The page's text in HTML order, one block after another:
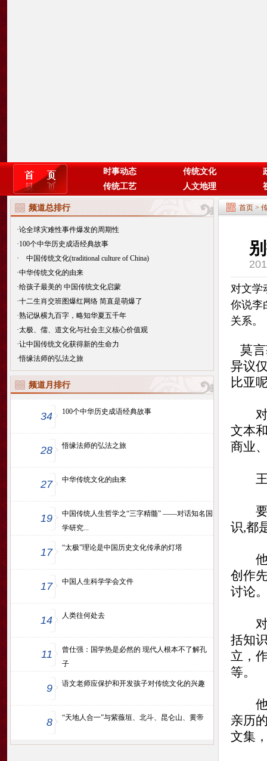
时事动态 传统文化
传统工艺
人文地理
频道总排行
·论全球灾难性事件爆发的周期性
·100个中华历史成语经典故事
· 中国传统文化(traditional culture of China)
·中华传统文化的由来
·给孩子最美的 中国传统文化启蒙
·十二生肖交班图爆红网络 简直是萌爆了
·熟记纵横九百字，略知华夏五千年
·太极、儒、道文化与社会主义核心价值观
·让中国传统文化获得新的生命力
·悟缘法师的弘法之旅
频道月排行
34 100个中华历史成语经典故事
28 悟缘法师的弘法之旅
27 中华传统文化的由来
19
中国传统人生哲学之“三字精髓” ——对话知名国
学研究...
17 “太极”理论是中国历史文化传承的灯塔
17 中国人生科学学会文件
14 人类往何处去
11
曾仕强：国学热是必然的 现代人根本不了解孔
子
9 语文老师应保护和开发孩子对传统文化的兴趣
8 “天地人合一”与紫薇垣、北斗、昆仑山、黄帝
首页>
对文学
你说李
关系。
莫言
异议
比亚
对
文本
商业
王
要
识,都
他
创作
讨论
对
括知
立，
等。
他
亲历
文集